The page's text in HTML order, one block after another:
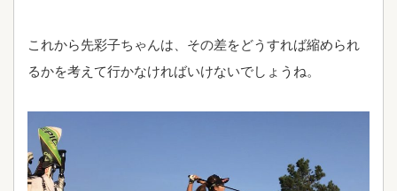
これから先彩子ちゃんは、その差をどうすれば縮められ
るかを考えて行かなければいけないでしょうね。